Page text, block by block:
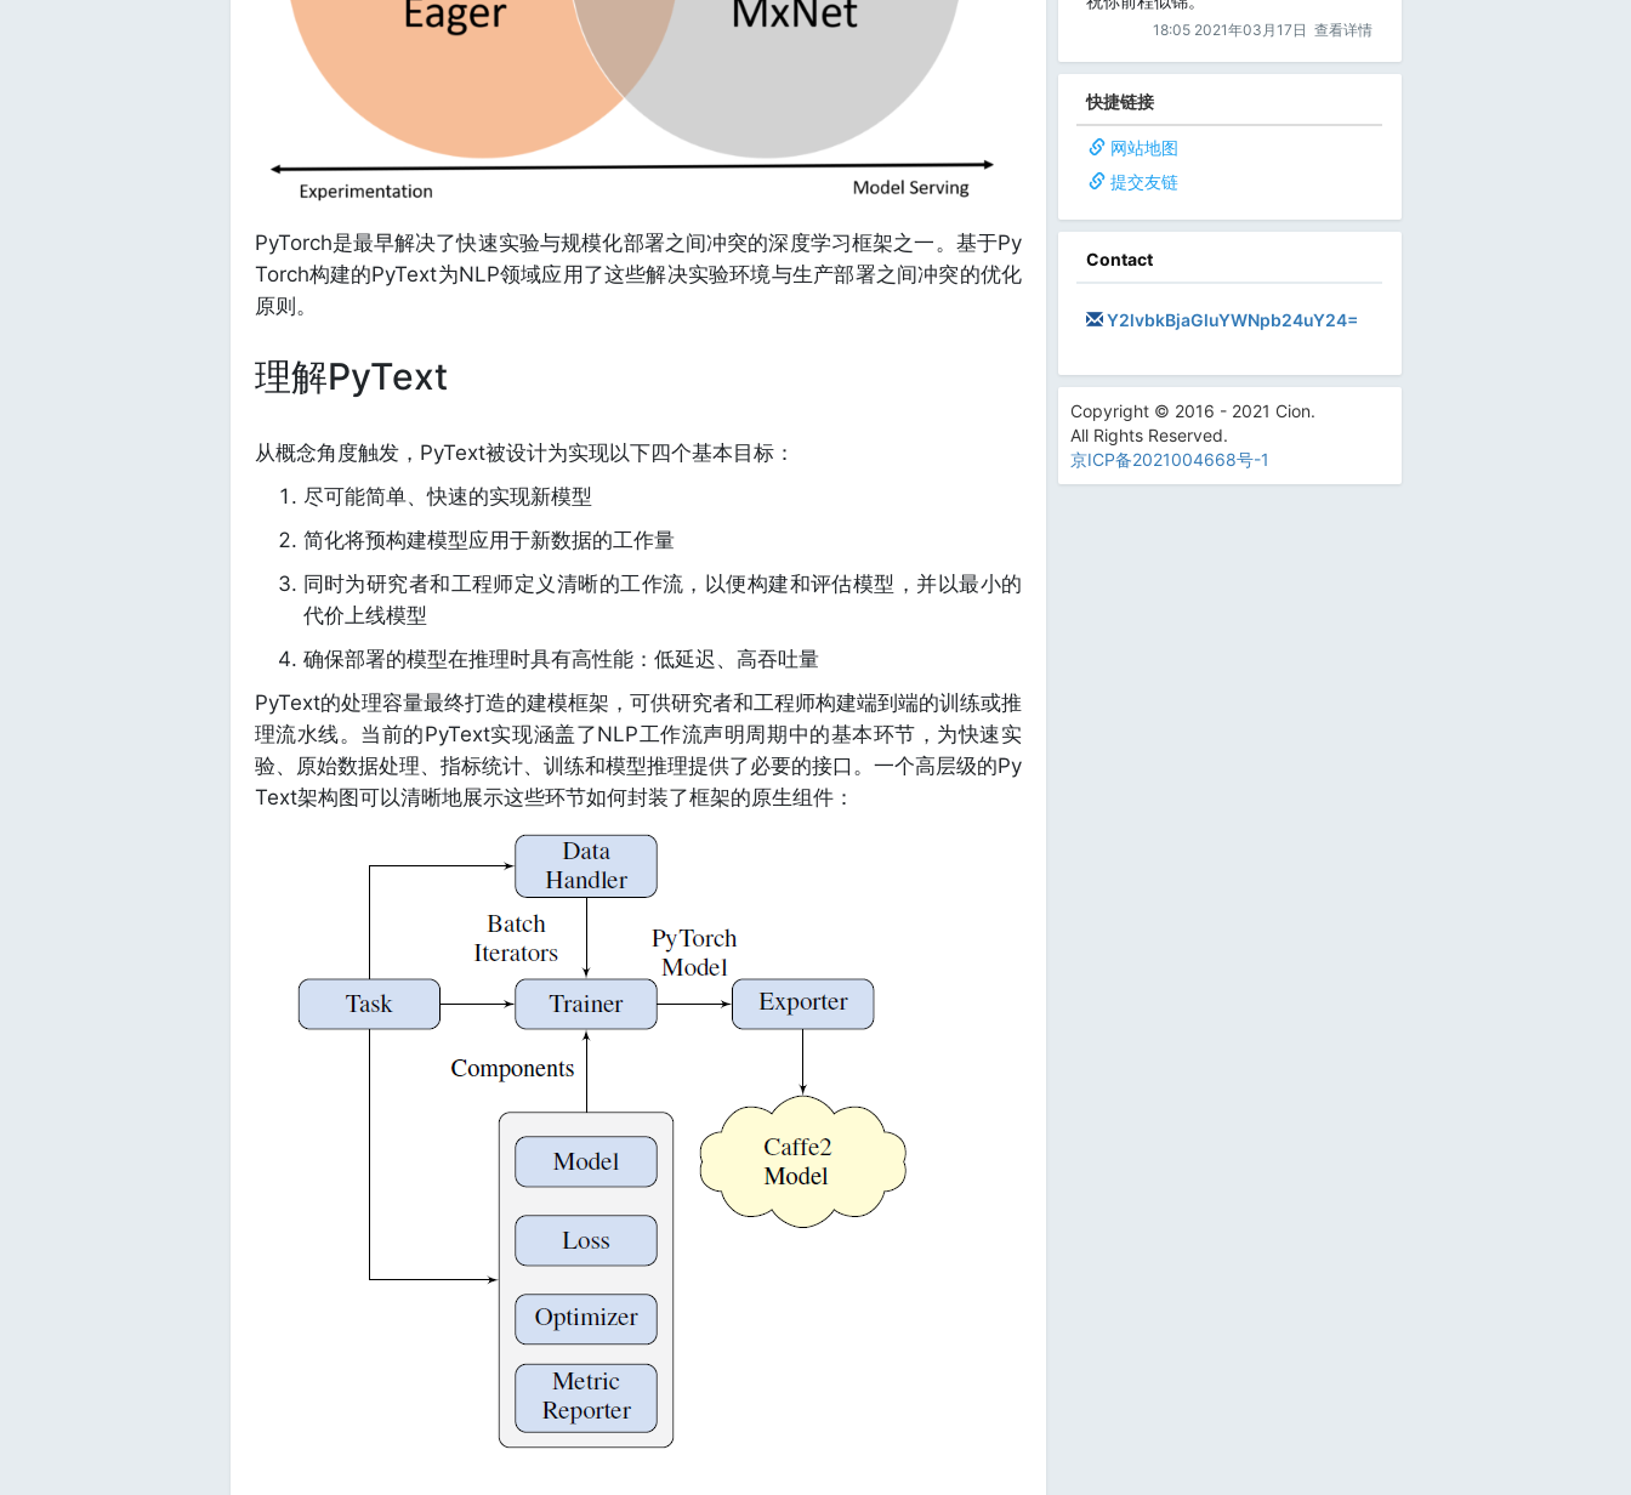
PyTorch是最早解决了快速实验与规模化部署之间冲突的深度学习框架之一。基于Py
Torch构建的PyText为NLP领域应用了这些解决实验环境与生产部署之间冲突的优化
原则。
理解PyText
从概念角度触发，PyText被设计为实现以下四个基本目标：
尽可能简单、快速的实现新模型
简化将预构建模型应用于新数据的工作量
同时为研究者和工程师定义清晰的工作流，以便构建和评估模型，并以最小的
代价上线模型
确保部署的模型在推理时具有高性能：低延迟、高吞吐量
PyText的处理容量最终打造的建模框架，可供研究者和工程师构建端到端的训练或推
理流水线。当前的PyText实现涵盖了NLP工作流声明周期中的基本环节，为快速实
验、原始数据处理、指标统计、训练和模型推理提供了必要的接口。一个高层级的Py
Text架构图可以清晰地展示这些环节如何封装了框架的原生组件：
18:05 2021年03月17日 查看详情
快捷链接
网站地图
提交友链
Contact
Y2lvbkBjaGluYWNpb24uY24=
Copyright © 2016 - 2021 Cion.
All Rights Reserved.
京ICP备2021004668号-1